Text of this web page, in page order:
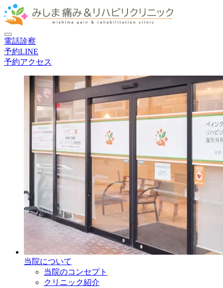
電話診察
予約LINE
予約アクセス
当院について
当院のコンセプト
クリニック紹介